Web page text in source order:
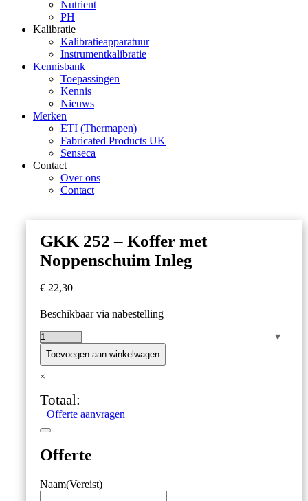
Nutrient
PH
Kalibratie
Kalibratieapparatuur
Instrumentkalibratie
Kennisbank
Toepassingen
Kennis
Nieuws
Merken
ETI (Thermapen)
Fabricated Products UK
Senseca
Contact
Over ons
Contact
GKK 252 – Koffer met
Noppenschuim Inleg
€ 22,30
Beschikbaar via nabestelling
GKK
252
–
Koffer
Noppenschuim
Inleg
aantal
Toevoegen aan winkelwagen
×
Totaal:
Offerte aanvragen
Offerte
Naam(Vereist)